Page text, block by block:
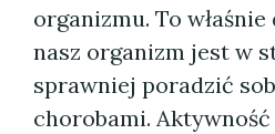
organizmu. To
nasz organizm jest w
sprawniej poradzić
chorobami.